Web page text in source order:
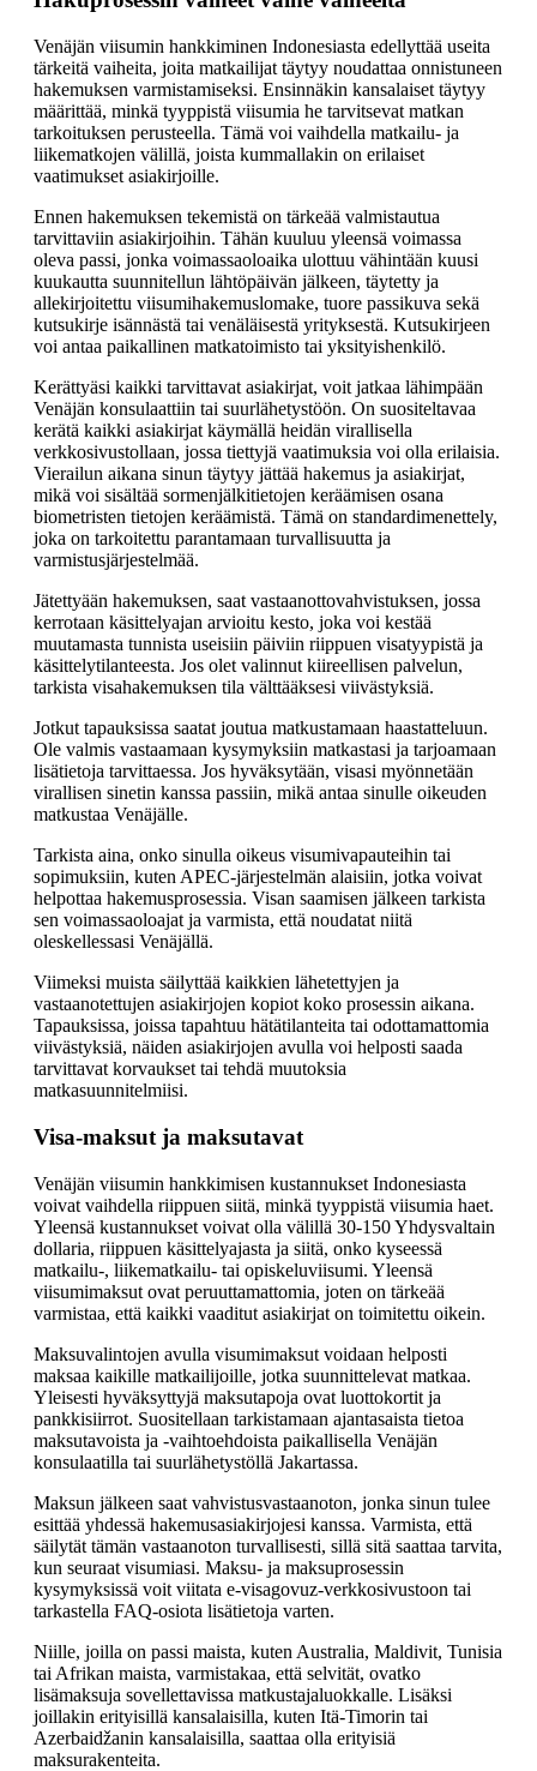
Venäjän viisumin hankkiminen Indonesiasta edellyttää useita
tärkeitä vaiheita, joita matkailijat täytyy noudattaa onnistuneen
hakemuksen varmistamiseksi. Ensinnäkin kansalaiset täytyy
määrittää, minkä tyyppistä viisumia he tarvitsevat matkan
tarkoituksen perusteella. Tämä voi vaihdella matkailu- ja
liikematkojen välillä, joista kummallakin on erilaiset
vaatimukset asiakirjoille.
Ennen hakemuksen tekemistä on tärkeää valmistautua
tarvittaviin asiakirjoihin. Tähän kuuluu yleensä voimassa
oleva passi, jonka voimassaoloaika ulottuu vähintään kuusi
kuukautta suunnitellun lähtöpäivän jälkeen, täytetty ja
allekirjoitettu viisumihakemuslomake, tuore passikuva sekä
kutsukirje isännästä tai venäläisestä yrityksestä. Kutsukirjeen
voi antaa paikallinen matkatoimisto tai yksityishenkilö.
Kerättyäsi kaikki tarvittavat asiakirjat, voit jatkaa lähimpään
Venäjän konsulaattiin tai suurlähetystöön. On suositeltavaa
kerätä kaikki asiakirjat käymällä heidän virallisella
verkkosivustollaan, jossa tiettyjä vaatimuksia voi olla erilaisia.
Vierailun aikana sinun täytyy jättää hakemus ja asiakirjat,
mikä voi sisältää sormenjälkitietojen keräämisen osana
biometristen tietojen keräämistä. Tämä on standardimenettely,
joka on tarkoitettu parantamaan turvallisuutta ja
varmistusjärjestelmää.
Jätettyään hakemuksen, saat vastaanottovahvistuksen, jossa
kerrotaan käsittelyajan arvioitu kesto, joka voi kestää
muutamasta tunnista useisiin päiviin riippuen visatyypistä ja
käsittelytilanteesta. Jos olet valinnut kiireellisen palvelun,
tarkista visahakemuksen tila välttääksesi viivästyksiä.
Jotkut tapauksissa saatat joutua matkustamaan haastatteluun.
Ole valmis vastaamaan kysymyksiin matkastasi ja tarjoamaan
lisätietoja tarvittaessa. Jos hyväksytään, visasi myönnetään
virallisen sinetin kanssa passiin, mikä antaa sinulle oikeuden
matkustaa Venäjälle.
Tarkista aina, onko sinulla oikeus visumivapauteihin tai
sopimuksiin, kuten APEC-järjestelmän alaisiin, jotka voivat
helpottaa hakemusprosessia. Visan saamisen jälkeen tarkista
sen voimassaoloajat ja varmista, että noudatat niitä
oleskellessasi Venäjällä.
Viimeksi muista säilyttää kaikkien lähetettyjen ja
vastaanotettujen asiakirjojen kopiot koko prosessin aikana.
Tapauksissa, joissa tapahtuu hätätilanteita tai odottamattomia
viivästyksiä, näiden asiakirjojen avulla voi helposti saada
tarvittavat korvaukset tai tehdä muutoksia
matkasuunnitelmiisi.
Visa-maksut ja maksutavat
Venäjän viisumin hankkimisen kustannukset Indonesiasta
voivat vaihdella riippuen siitä, minkä tyyppistä viisumia haet.
Yleensä kustannukset voivat olla välillä 30-150 Yhdysvaltain
dollaria, riippuen käsittelyajasta ja siitä, onko kyseessä
matkailu-, liikematkailu- tai opiskeluviisumi. Yleensä
viisumimaksut ovat peruuttamattomia, joten on tärkeää
varmistaa, että kaikki vaaditut asiakirjat on toimitettu oikein.
Maksuvalintojen avulla visumimaksut voidaan helposti
maksaa kaikille matkailijoille, jotka suunnittelevat matkaa.
Yleisesti hyväksyttyjä maksutapoja ovat luottokortit ja
pankkisiirrot. Suositellaan tarkistamaan ajantasaista tietoa
maksutavoista ja -vaihtoehdoista paikallisella Venäjän
konsulaatilla tai suurlähetystöllä Jakartassa.
Maksun jälkeen saat vahvistusvastaanoton, jonka sinun tulee
esittää yhdessä hakemusasiakirjojesi kanssa. Varmista, että
säilytät tämän vastaanoton turvallisesti, sillä sitä saattaa tarvita,
kun seuraat visumiasi. Maksu- ja maksuprosessin
kysymyksissä voit viitata e-visagovuz-verkkosivustoon tai
tarkastella FAQ-osiota lisätietoja varten.
Niille, joilla on passi maista, kuten Australia, Maldivit, Tunisia
tai Afrikan maista, varmistakaa, että selvität, ovatko
lisämaksuja sovellettavissa matkustajaluokkalle. Lisäksi
joillakin erityisillä kansalaisilla, kuten Itä-Timorin tai
Azerbaidžanin kansalaisilla, saattaa olla erityisiä
maksurakenteita.